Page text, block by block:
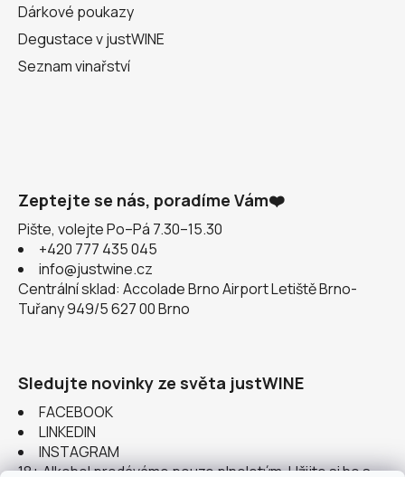
Dárkové poukazy
Degustace v justWINE
Seznam vinařství
Zeptejte se nás, poradíme Vám❤️
Pište, volejte Po–Pá 7.30–15.30
+420 777 435 045
info@justwine.cz
Centrální sklad: Accolade Brno Airport Letiště Brno-
Tuřany 949/5 627 00 Brno
Sledujte novinky ze světa justWINE
FACEBOOK
LINKEDIN
INSTAGRAM
18+ Alkohol prodáváme pouze plnoletým. Užijte si ho s